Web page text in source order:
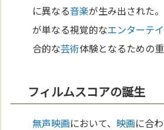
に異なる音楽が生み出された
が単なる視覚的なエンターテ
合的な芸術体験となるための
フィルムスコアの誕生
無声映画において、 映画に合